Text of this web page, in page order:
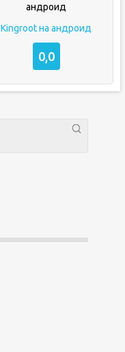
Kingroot на андроид
0,0